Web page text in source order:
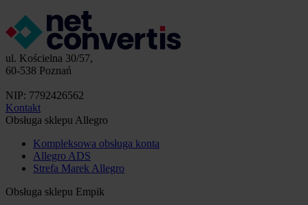
ul. Kościelna 30/57,
60-538 Poznań
NIP: 7792426562
Kontakt
Obsługa sklepu Allegro
Kompleksowa obsługa konta
Allegro ADS
Strefa Marek Allegro
Obsługa sklepu Empik